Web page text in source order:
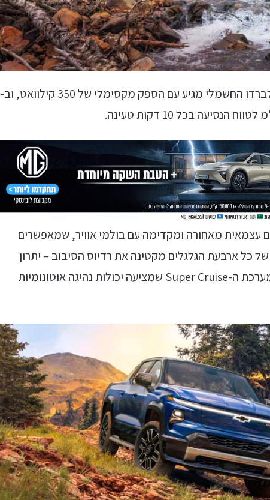
ביצועי הטעינה מרשימים גם כן – שברולט סילברדו החשמלי מגיע עם הספק מקסימלי של 350 קילוואט, וב-
מאחורה ומקדימה עם בולמי אוויר, שמאפשרים
מ"מ. יכולת ניהוג של כל ארבעת הגלגלים מקטינה את רדיוס הסיבוב – יתרון
בשטח העבודה או כאשר מתניידים עם נגרר. מערכת ה-Super Cruise שמציעה יכולות נהיגה אוטונומיות